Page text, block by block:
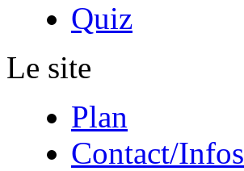
Quiz
Le site
Plan
Contact/Infos